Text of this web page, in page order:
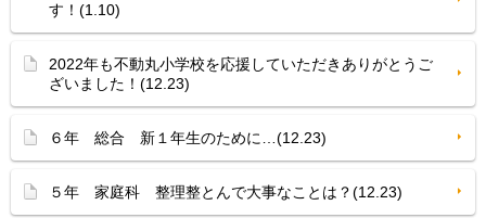
す！(1.10)
2022年も不動丸小学校を応援していただきありがとうご
ざいました！(12.23)
６年 総合 新１年生のために…(12.23)
５年 家庭科 整理整とんで大事なことは？(12.23)